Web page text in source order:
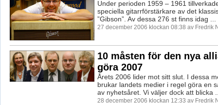
Under perioden 1959 – 1961
speciella gitarrförstärkare av det
”Gibson”. Av dessa 276 st finns idag ...
27 december 2006 klockan 08:38 av Fredrik
10 måsten för den nya
göra 2007
Årets 2006 lider mot sitt slut. I dessa
brukar landets medier i regel göra en
av nyhetsåret. Vi väljer dock att blicka
28 december 2006 klockan 12:33 av Fredrik